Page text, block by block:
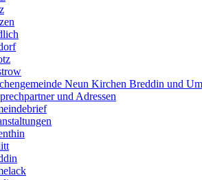
Neun Kirchen Breddin und
und Adressen